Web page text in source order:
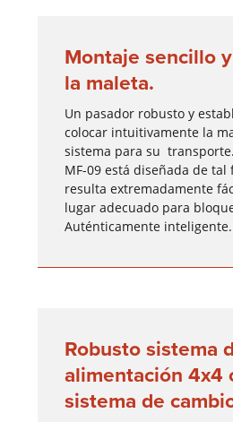
Montaje sencillo
la maleta.
Un pasador robusto y
colocar intuitivamente la
sistema para su
MF-09 está diseñada de tal
resulta extremadamente
lugar adecuado para
Auténticamente inteligente.
Robusto sistema
alimentación 4x4
sistema de